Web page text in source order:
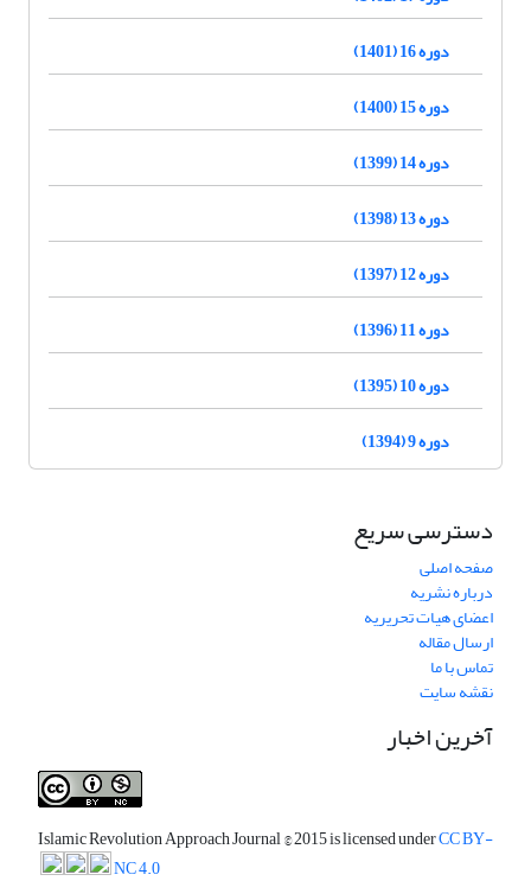
دوره 16 (1401)
دوره 15 (1400)
دوره 14 (1399)
دوره 13 (1398)
دوره 12 (1397)
دوره 11 (1396)
دوره 10 (1395)
دوره 9 (1394)
دسترسی سریع
صفحه اصلی
درباره نشریه
اعضای هیات تحریریه
ارسال مقاله
تماس با ما
نقشه سایت
آخرین اخبار
Islamic Revolution Approach Journal© 2015 is licensed underCC BY-
NC 4.0